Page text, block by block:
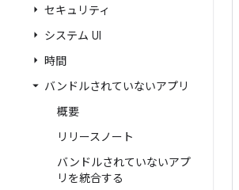
セキュリティ
システム UI
時間
バンドルされていないアプリ
概要
リリースノート
バンドルされていないアプ
リを統合する